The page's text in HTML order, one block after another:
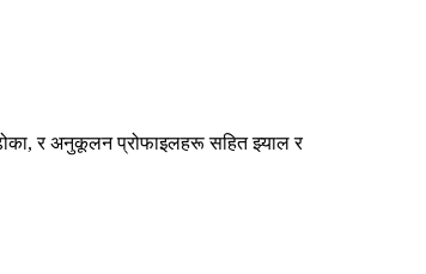
र अनुकूलन प्रोफाइलहरू सहित झ्याल र